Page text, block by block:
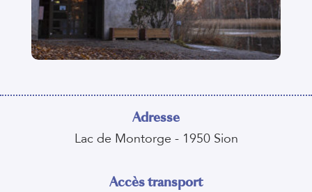
Adresse
Lac de Montorge - 1950 Sion
Accès transport